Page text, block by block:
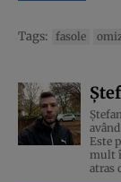
Tags: fasole
Este
mult
atras